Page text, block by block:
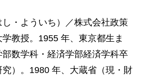
・よういち）／株式会社政策
教授。1955 年、東京都生ま
数学科・経済学部経済学科卒
）。1980 年、大蔵省（現・財